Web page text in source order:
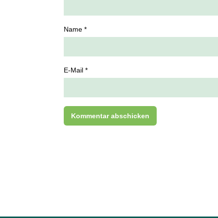
Name *
E-Mail *